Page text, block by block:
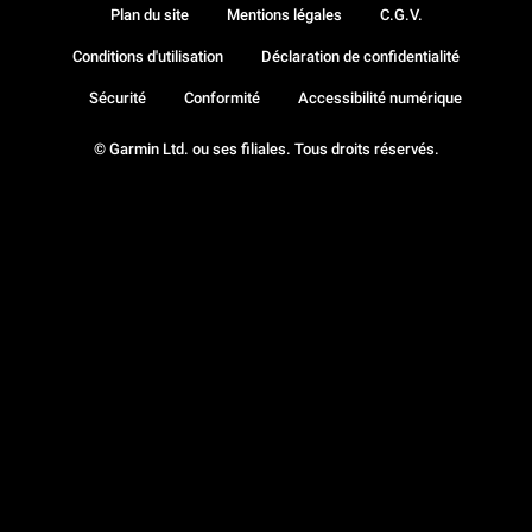
© Garmin Ltd. ou ses filiales. Tous droits réservés.
Plan du site Mentions légales C.G.V.
Conditions d'utilisation Déclaration de confidentialité
Sécurité Conformité Accessibilité numérique